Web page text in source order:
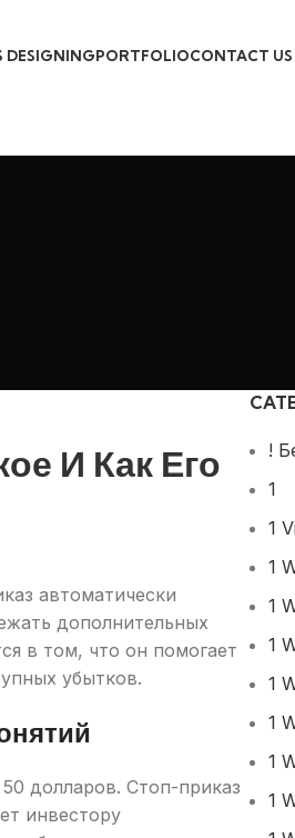
DESIGNINGPORTFOLIOCONTACT US
И Как Его
автоматически
дополнительных
в том, что он помогает
убытков.
долларов. Стоп-приказ
инвестору
!
1
1
1
1
1
1
1
1
1